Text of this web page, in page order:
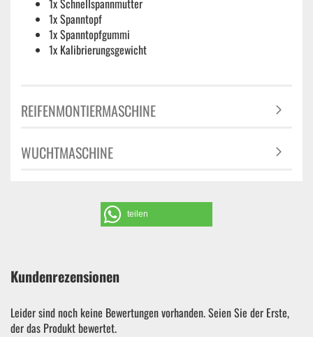
1x Schnellspannmutter
1x Spanntopf
1x Spanntopfgummi
1x Kalibrierungsgewicht
REIFENMONTIERMASCHINE
WUCHTMASCHINE
teilen
Kundenrezensionen
Leider sind noch keine Bewertungen vorhanden. Seien Sie der Erste,
der das Produkt bewertet.